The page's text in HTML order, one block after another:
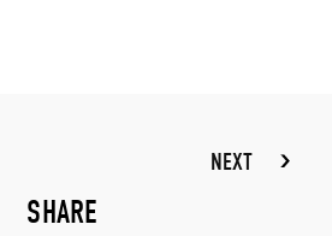
NEXT
SHARE